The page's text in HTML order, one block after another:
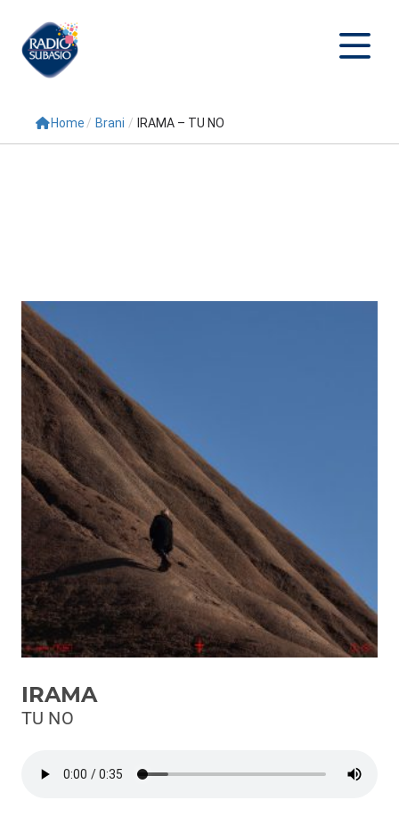
Cerca
Programmi
Conduttori
Repliche
Podcast
3xTe
Interviste
Playlist
Novità
Subasio Playlist
Web Radio
Radio Subasio
Radio Subasio +
Radio Suby
Home / Brani / IRAMA – TU NO
IRAMA
TU NO